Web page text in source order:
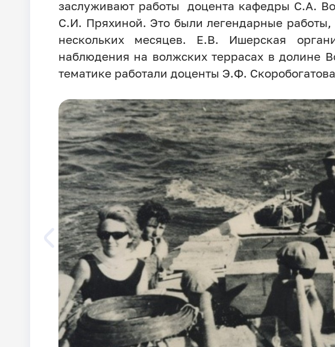
заслуживают работы доцента кафедры С.А.
С.И. Пряхиной. Это были легендарные
нескольких месяцев. Е.В. Ишерская
наблюдения на волжских террасах в долине
тематике работали доценты Э.Ф.